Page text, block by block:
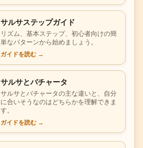
サルサステップガイド
リズム、基本ステップ、初心者向けの簡
単なパターンから始めましょう。
ガイドを読む →
サルサとバチャータ
サルサとバチャータの主な違いと、自分
に合いそうなのはどちらかを理解できま
す。
ガイドを読む →